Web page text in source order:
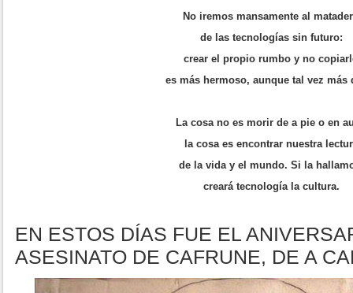
No iremos mansamente al
de las tecnologías sin futuro:
crear el propio rumbo y no
es más hermoso, aunque tal vez más
La cosa no es morir de a pie o en
la cosa es encontrar nuestra
de la vida y el mundo. Si la
creará tecnología la cultura.
EN ESTOS DÍAS FUE EL
ASESINATO DE CAFRUNE, DE A